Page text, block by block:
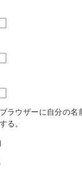
ラウザーに自分の名
る。